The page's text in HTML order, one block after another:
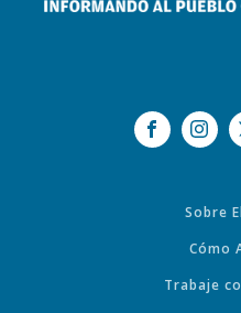
Sobre
Cómo
Trabaje